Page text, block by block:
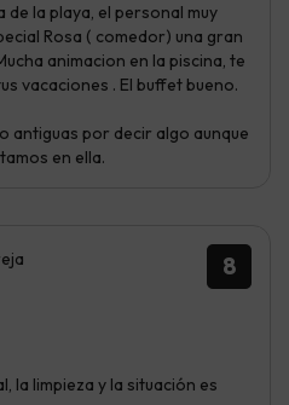
de la playa, el personal muy
Rosa ( comedor) una gran
animacion en la piscina, te
vacaciones . El buffet bueno.
antiguas por decir algo aunque
en ella.
8
la limpieza y la situación es